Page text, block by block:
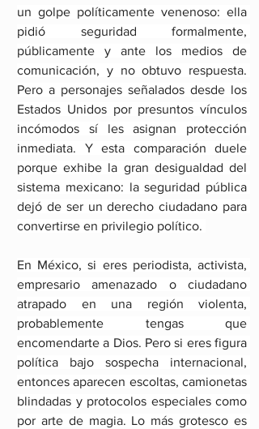
un golpe políticamente venenoso: ella
pidió seguridad formalmente,
públicamente y ante los medios de
comunicación, y no obtuvo respuesta.
Pero a personajes señalados desde los
Estados Unidos por presuntos vínculos
incómodos sí les asignan protección
inmediata. Y esta comparación duele
porque exhibe la gran desigualdad del
sistema mexicano: la seguridad pública
dejó de ser un derecho ciudadano para
convertirse en privilegio político.
En México, si eres periodista, activista,
empresario amenazado o ciudadano
atrapado en una región violenta,
probablemente tengas que
encomendarte a Dios. Pero si eres figura
política bajo sospecha internacional,
entonces aparecen escoltas, camionetas
blindadas y protocolos especiales como
por arte de magia. Lo más grotesco es